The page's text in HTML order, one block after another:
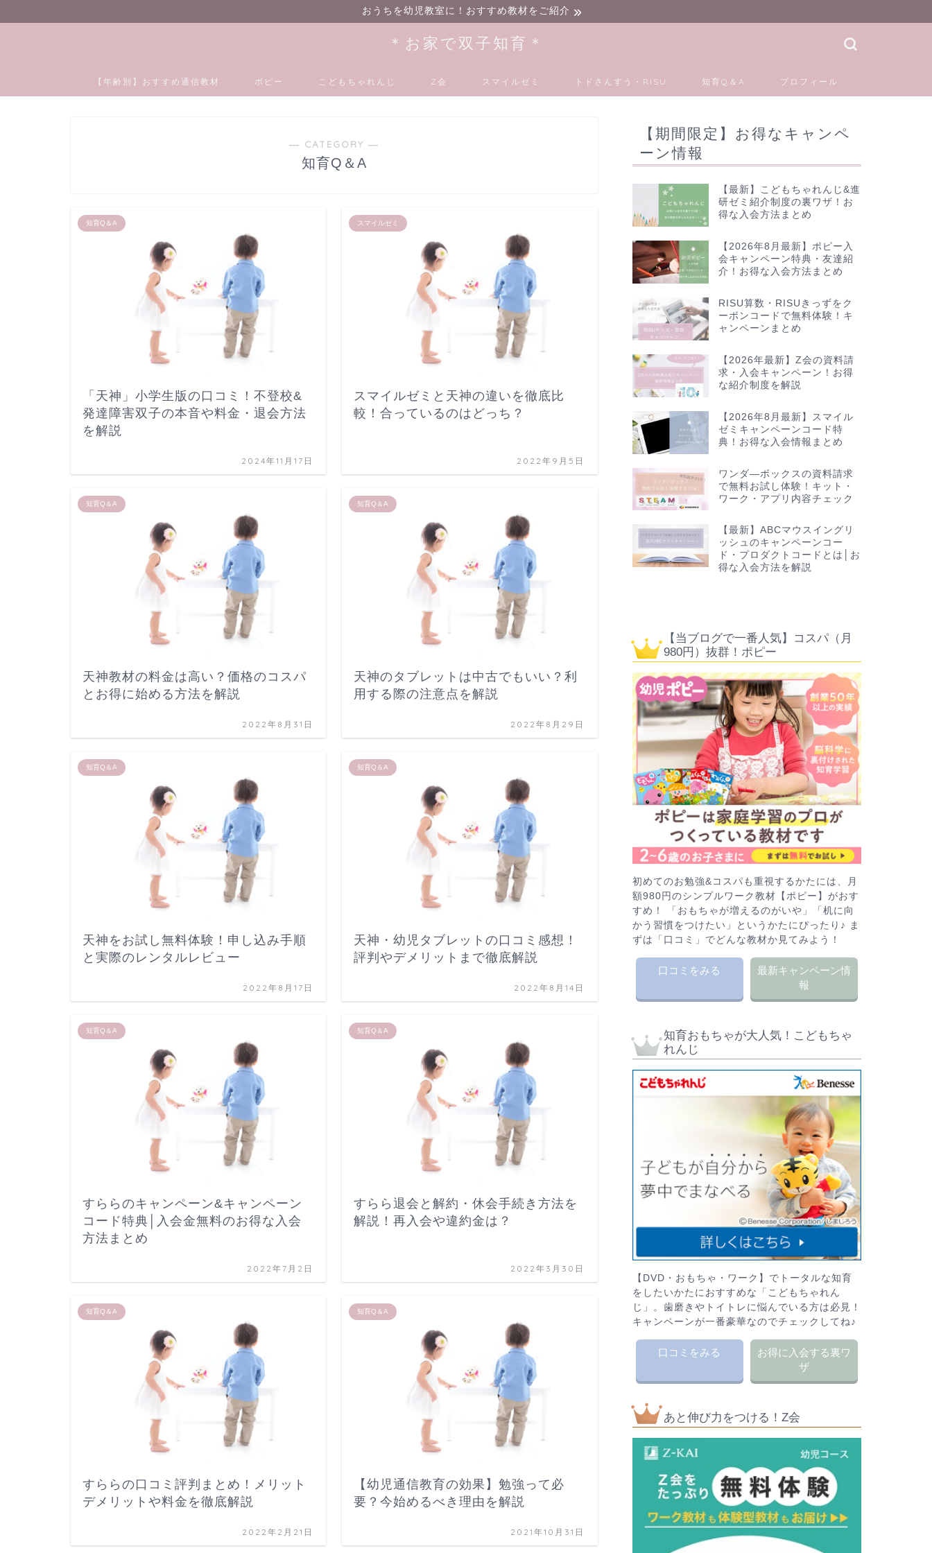
おうちを幼児教室に！おすすめ教材をご紹介
＊お家で双子知育＊
【年齢別】おすすめ通信教材 ポピー こどもちゃれんじ Z会 スマイルゼミ トドさんすう・RISU 知育Q＆A プロフィール
― CATEGORY ―
知育Q＆A
知育Q＆A
「天神」小学生版の口コミ！不登校&
発達障害双子の本音や料金・退会方法
を解説
2024年11月17日
スマイルゼミ
スマイルゼミと天神の違いを徹底比
較！合っているのはどっち？
2022年9月5日
知育Q＆A
天神教材の料金は高い？価格のコスパ
とお得に始める方法を解説
2022年8月31日
知育Q＆A
天神のタブレットは中古でもいい？利
用する際の注意点を解説
2022年8月29日
知育Q＆A
天神をお試し無料体験！申し込み手順
と実際のレンタルレビュー
2022年8月17日
知育Q＆A
天神・幼児タブレットの口コミ感想！
評判やデメリットまで徹底解説
2022年8月14日
知育Q＆A
すららのキャンペーン&キャンペーン
コード特典│入会金無料のお得な入会
方法まとめ
2022年7月2日
知育Q＆A
すらら退会と解約・休会手続き方法を
解説！再入会や違約金は？
2022年3月30日
知育Q＆A
すららの口コミ評判まとめ！メリット
デメリットや料金を徹底解説
2022年2月21日
知育Q＆A
【幼児通信教育の効果】勉強って必
要？今始めるべき理由を解説
2021年10月31日
【期間限定】お得なキャンペ
ーン情報
【最新】こどもちゃれんじ&進
研ゼミ紹介制度の裏ワザ！お
得な入会方法まとめ
【2026年8月最新】ポピー入
会キャンペーン特典・友達紹
介！お得な入会方法まとめ
RISU算数・RISUきっずをク
ーポンコードで無料体験！キ
ャンペーンまとめ
【2026年最新】Z会の資料請
求・入会キャンペーン！お得
な紹介制度を解説
【2026年8月最新】スマイル
ゼミキャンペーンコード特
典！お得な入会情報まとめ
ワンダ―ボックスの資料請求
で無料お試し体験！キット・
ワーク・アプリ内容チェック
【最新】ABCマウスイングリ
ッシュのキャンペーンコー
ド・プロダクトコードとは│お
得な入会方法を解説
【当ブログで一番人気】コスパ（月
980円）抜群！ポピー
初めてのお勉強&コスパも重視するかたには、月
額980円のシンプルワーク教材【ポピー】がおす
すめ！ 「おもちゃが増えるのがいや」「机に向
かう習慣をつけたい」というかたにぴったり♪ ま
ずは「口コミ」でどんな教材か見てみよう！
口コミをみる
最新キャンペーン情
報
知育おもちゃが大人気！こどもちゃ
れんじ
【DVD・おもちゃ・ワーク】でトータルな知育
をしたいかたにおすすめな「こどもちゃれん
じ」。歯磨きやトイトレに悩んでいる方は必見！
キャンペーンが一番豪華なのでチェックしてね♪
口コミをみる
お得に入会する裏ワ
ザ
あと伸び力をつける！Z会